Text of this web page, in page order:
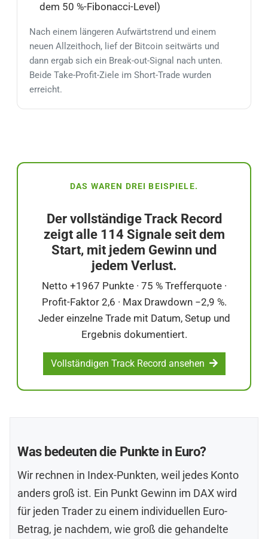
dem 50 %-Fibonacci-Level)
Nach einem längeren Aufwärtstrend und einem
neuen Allzeithoch, lief der Bitcoin seitwärts und
dann ergab sich ein Break-out-Signal nach unten.
Beide Take-Profit-Ziele im Short-Trade wurden
erreicht.
DAS WAREN DREI BEISPIELE.
Der vollständige Track Record
zeigt alle 114 Signaleseit dem
Start, mit jedem Gewinn und
jedem Verlust.
Netto +1967 Punkte · 75 % Trefferquote ·
Profit-Faktor 2,6 · Max Drawdown −2,9 %.
Jeder einzelne Trade mit Datum, Setup und
Ergebnis dokumentiert.
Vollständigen Track Record ansehen
Was bedeuten die Punkte in Euro?
Wir rechnen in Index-Punkten, weil jedes Konto
anders groß ist. Ein Punkt Gewinn im DAX wird
für jeden Trader zu einem individuellen Euro-
Betrag, je nachdem, wie groß die gehandelte